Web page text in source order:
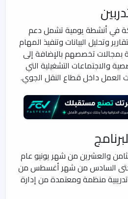
في أنشطة يومية تشمل دعم
وتحليل البيانات وتنفيذ المهام
بمجالات تخصصهم بالإضافة إلى
والاجتماعات التشغيلية التي
العمل داخل قطاع النقل الجوي.
والعشرين من شهر يونيو عام
السادس من شهر أغسطس من
منظمة ومعتمدة من إدارة